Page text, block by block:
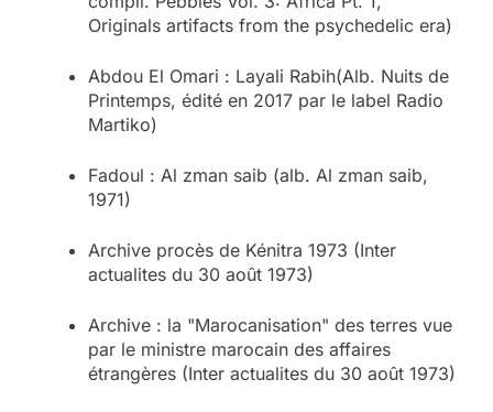
Originals artifacts from the psychedelic era)
Abdou El Omari : Layali Rabih(Alb. Nuits de
Printemps, édité en 2017 par le label Radio
Martiko)
Fadoul : Al zman saib (alb. Al zman saib,
1971)
Archive procès de Kénitra 1973 (Inter
actualites du 30 août 1973)
Archive : la "Marocanisation" des terres vue
par le ministre marocain des affaires
étrangères (Inter actualites du 30 août 1973)